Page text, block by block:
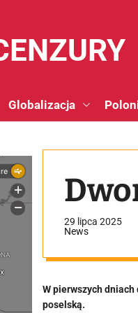
Globalizacja
29 lipca 2025
News
W pierwszych
poselską.